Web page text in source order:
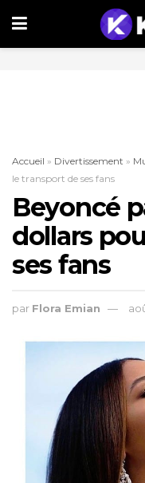
Accueil » Divertissement »
le transport de ses fans
Beyoncé
dollars
ses fans
par Flora Emian